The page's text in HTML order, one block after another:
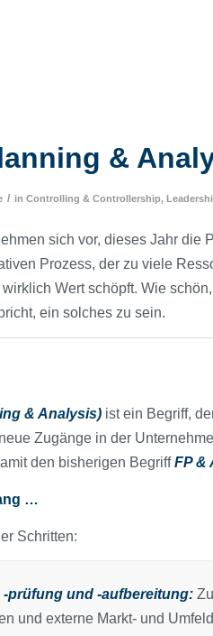
&
/ in Controlling & Controllership,
sich vor, dieses Jahr
Prozess, der zu viele
Wert schöpft. Wie
ein solches zu sein.
& Analysis) ist ein Begriff,
Zugänge in der
den bisherigen BegriffFP &
…
Schritten:
-prüfung und -aufbereitung:
und externe Markt- und